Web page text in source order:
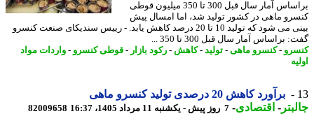
براساس آمار سال قبل 300 تا 350 میلیون قوطی
ماهی در کشور تولید شد، اما امسال پیش
بینی می شود که تولید 10 تا 20 درصد کاهش یابد. - رییس سندیکای صنعت کنسرو
براساس آمار سال قبل 300 تا 350 ...
-کنسرو ماهی-تولید-کاهش-رکود بازار - قوطی کنسرو-واردات مواد
برآورد کاهش 20 درصدی تولید کنسرو ماهی
-اقتصادی-7 روز پیش - یکشنبه 11 مرداد 1405، 16:37 82009658